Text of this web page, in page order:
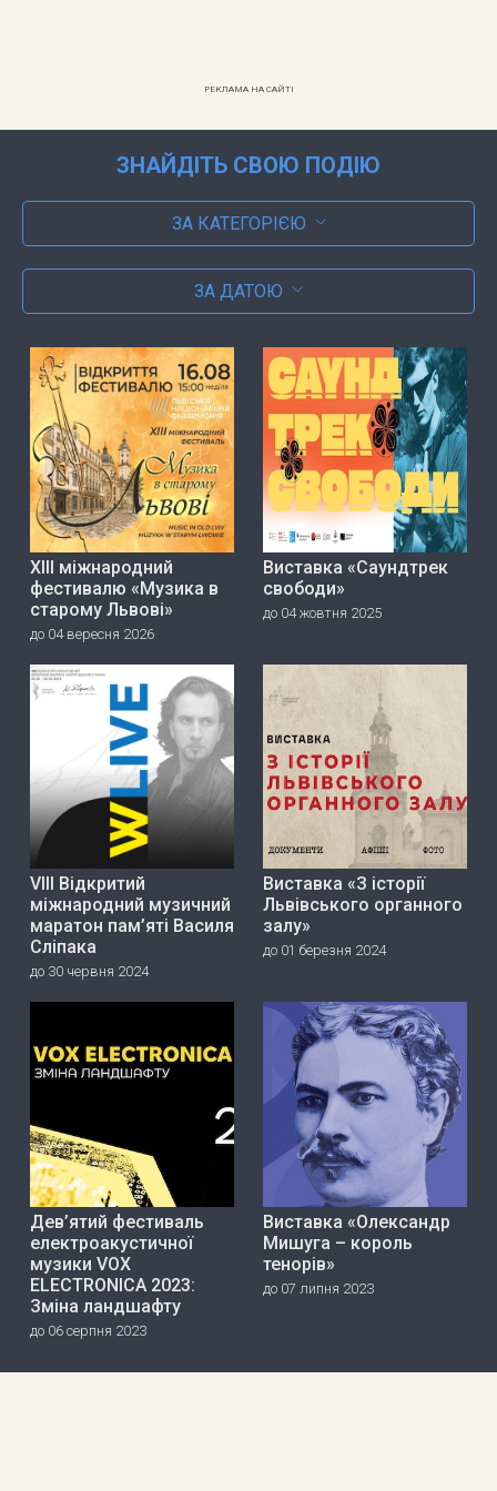
РЕКЛАМА НА САЙТІ
ЗНАЙДІТЬ СВОЮ ПОДІЮ
ЗА КАТЕГОРІЄЮ
ЗА ДАТОЮ
ХІІІ міжнародний
фестивалю «Музика в
старому Львові»
до 04 вересня 2026
Виставка «Саундтрек
свободи»
до 04 жовтня 2025
VIII Відкритий
міжнародний музичний
маратон пам’яті Василя
Сліпака
до 30 червня 2024
Виставка «З історії
Львівського органного
залу»
до 01 березня 2024
Дев’ятий фестиваль
електроакустичної
музики VOX
ELECTRONICA 2023:
Зміна ландшафту
до 06 серпня 2023
Виставка «Олександр
Мишуга – король
тенорів»
до 07 липня 2023